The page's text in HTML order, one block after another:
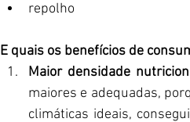
repolho
E quais os benefícios de
Maior densidade
maiores e adequadas,
climáticas ideais,